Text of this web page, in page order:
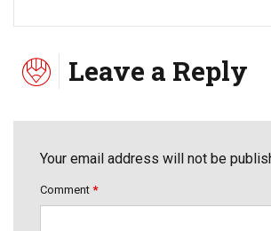
Leave a Reply
Your email address will not be
Comment *